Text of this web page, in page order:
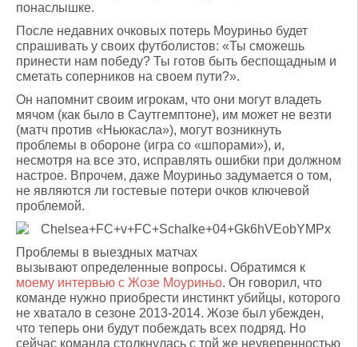
понаслышке.
После недавних очковых потерь Моуриньо будет
спрашивать у своих футболистов: «Ты сможешь
принести нам победу? Ты готов быть беспощадным и
сметать соперников на своем пути?».
Он напомнит своим игрокам, что они могут владеть
мячом (как было в Саутгемптоне), им может не везти
(матч против «Ньюкасла»), могут возникнуть
проблемы в обороне (игра со «шпорами»), и,
несмотря на все это, исправлять ошибки при должном
настрое. Впрочем, даже Моуриньо задумается о том,
не являются ли гостевые потери очков ключевой
проблемой.
Проблемы в выездных матчах
вызывают определенные вопросы. Обратимся к
моему интервью с Жозе Моуриньо. Он говорил, что
команде нужно приобрести инстинкт убийцы, которого
не хватало в сезоне 2013-2014. Жозе был убежден,
что теперь они будут побеждать всех подряд. Но
сейчас команда столкнулась с той же неуверенностью